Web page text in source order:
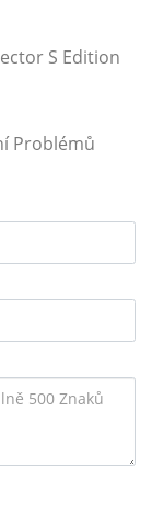
S Edition
Problémů